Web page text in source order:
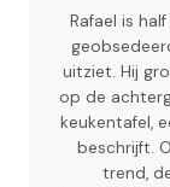
Rafael is
uitziet. Hij
op de
keukentafel,
beschrijft.
trend,